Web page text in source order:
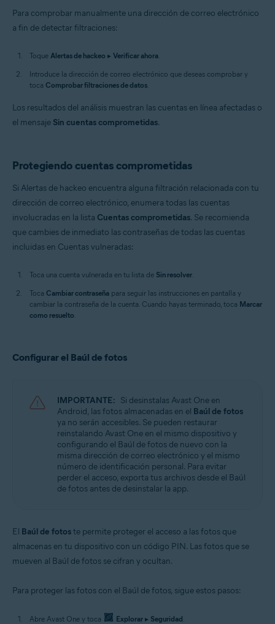
Para comprobar manualmente una dirección de correo electrónico
a fin de detectar filtraciones:
Toque Alertas de hackeo ▸ Verificar ahora.
Introduce la dirección de correo electrónico que deseas comprobar y
toca Comprobar filtraciones de datos.
Los resultados del análisis muestran las cuentas en línea afectadas o
el mensaje Sin cuentas comprometidas.
Protegiendo cuentas comprometidas
Si Alertas de hackeo encuentra alguna filtración relacionada con tu
dirección de correo electrónico, enumera todas las cuentas
involucradas en la lista Cuentas comprometidas. Se recomienda
que cambies de inmediato las contraseñas de todas las cuentas
incluidas en Cuentas vulneradas:
Toca una cuenta vulnerada en tu lista de Sin resolver.
Toca Cambiar contraseña para seguir las instrucciones en pantalla y
cambiar la contraseña de la cuenta. Cuando hayas terminado, toca Marcar
como resuelto.
Configurar el Baúl de fotos
IMPORTANTE: Si desinstalas Avast One en
Android, las fotos almacenadas en el Baúl de fotos
ya no serán accesibles. Se pueden restaurar
reinstalando Avast One en el mismo dispositivo y
configurando el Baúl de fotos de nuevo con la
misma dirección de correo electrónico y el mismo
número de identificación personal. Para evitar
perder el acceso, exporta tus archivos desde el Baúl
de fotos antes de desinstalar la app.
El Baúl de fotoste permite proteger el acceso a las fotos que
almacenas en tu dispositivo con un código PIN. Las fotos que se
mueven al Baúl de fotos se cifran y ocultan.
Para proteger las fotos con el Baúl de fotos, sigue estos pasos:
Abre Avast One y toca Explorar ▸ Seguridad.